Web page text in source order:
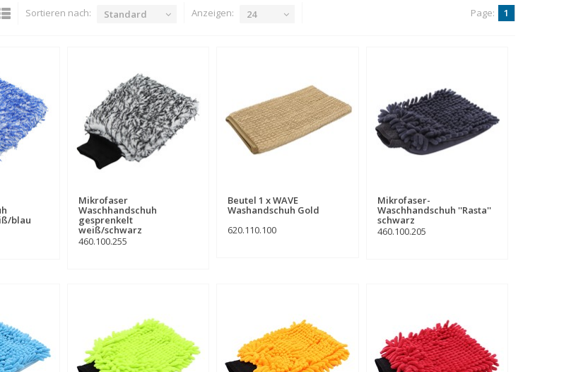
Sortieren nach: Standard Anzeigen: 24 Page: 1
blau
Mikrofaser
Waschhandschuh
gesprenkelt
weiß/schwarz
460.100.255
Beutel 1 x WAVE
Washandschuh Gold
620.110.100
Mikrofaser-
Waschhandschuh ''Rasta''
schwarz
460.100.205